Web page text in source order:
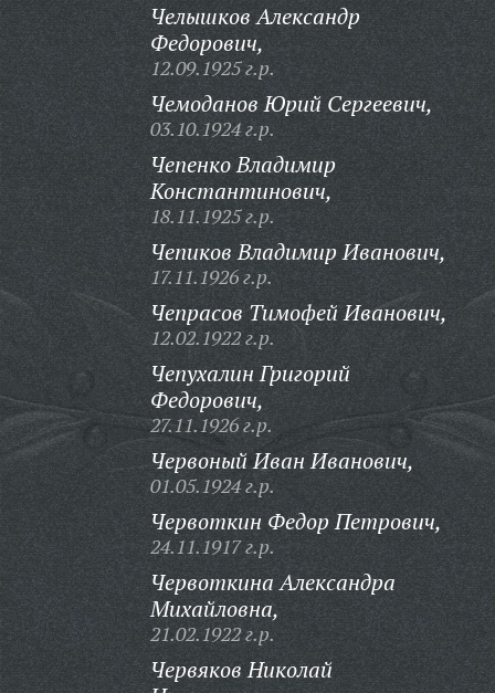
Челышков Александр
Федорович,
12.09.1925 г.р.
Чемоданов Юрий Сергеевич,
03.10.1924 г.р.
Чепенко Владимир
Константинович,
18.11.1925 г.р.
Чепиков Владимир Иванович,
17.11.1926 г.р.
Чепрасов Тимофей Иванович,
12.02.1922 г.р.
Чепухалин Григорий
Федорович,
27.11.1926 г.р.
Червоный Иван Иванович,
01.05.1924 г.р.
Червоткин Федор Петрович,
24.11.1917 г.р.
Червоткина Александра
Михайловна,
21.02.1922 г.р.
Червяков Николай